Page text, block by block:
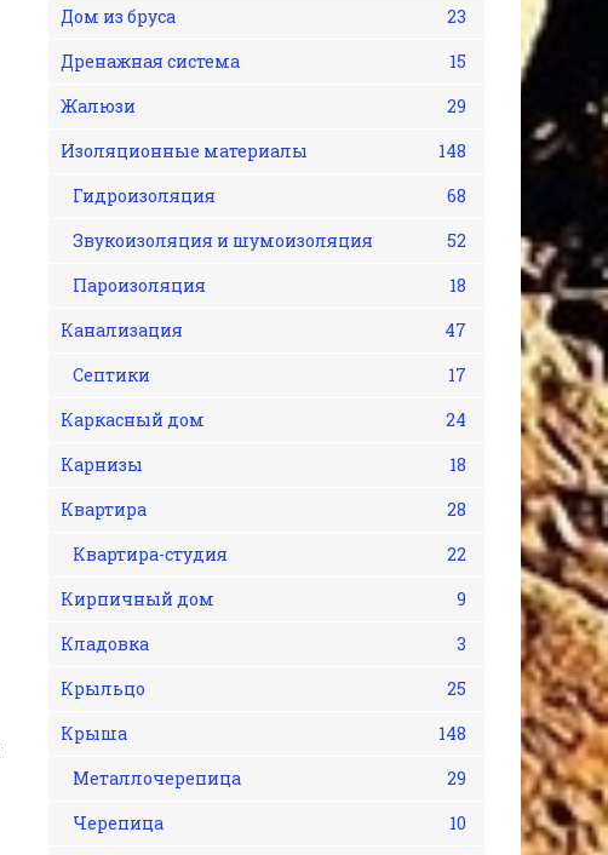
Дом из бруса
23
Дренажная система
15
Жалюзи
29
Изоляционные материалы
148
Гидроизоляция
68
Звукоизоляция и шумоизоляция
52
Пароизоляция
18
Канализация
47
Септики
17
Каркасный дом
24
Карнизы
18
Квартира
28
Квартира-студия
22
Кирпичный дом
9
Кладовка
3
Крыльцо
25
Крыша
148
Металлочерепица
29
Черепица
10